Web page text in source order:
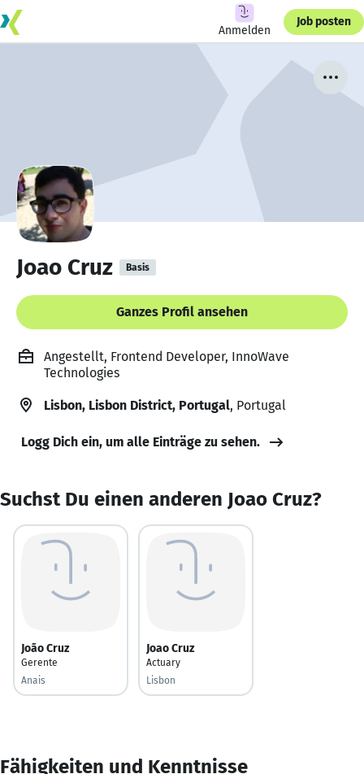
Anmelden
Job posten
Joao Cruz Basis
Ganzes Profil ansehen
Angestellt, Frontend Developer, InnoWave
Technologies
Lisbon, Lisbon District, Portugal, Portugal
Logg Dich ein, um alle Einträge zu sehen.
Suchst Du einen anderen Joao Cruz?
João Cruz
Gerente
Anais
Joao Cruz
Actuary
Lisbon
Fähigkeiten und Kenntnisse